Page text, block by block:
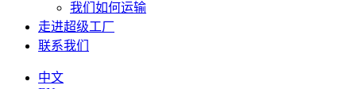
我们如何运输
走进超级工厂
联系我们
中文